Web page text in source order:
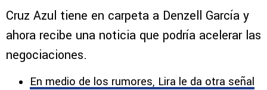
Cruz Azul tiene en carpeta a Denzell García y
ahora recibe una noticia que podría acelerar las
negociaciones.
En medio de los rumores, Lira le da otra señal